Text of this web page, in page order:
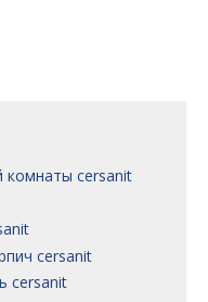
комнаты cersanit
cersanit
cersanit